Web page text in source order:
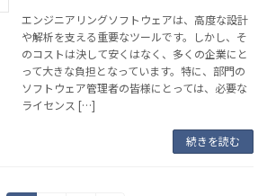
エンジニアリングソフトウェアは、高度な設計
や解析を支える重要なツールです。しかし、そ
のコストは決して安くはなく、多くの企業にと
って大きな負担となっています。特に、部門の
ソフトウェア管理者の皆様にとっては、必要な
ライセンス […]
続きを読む